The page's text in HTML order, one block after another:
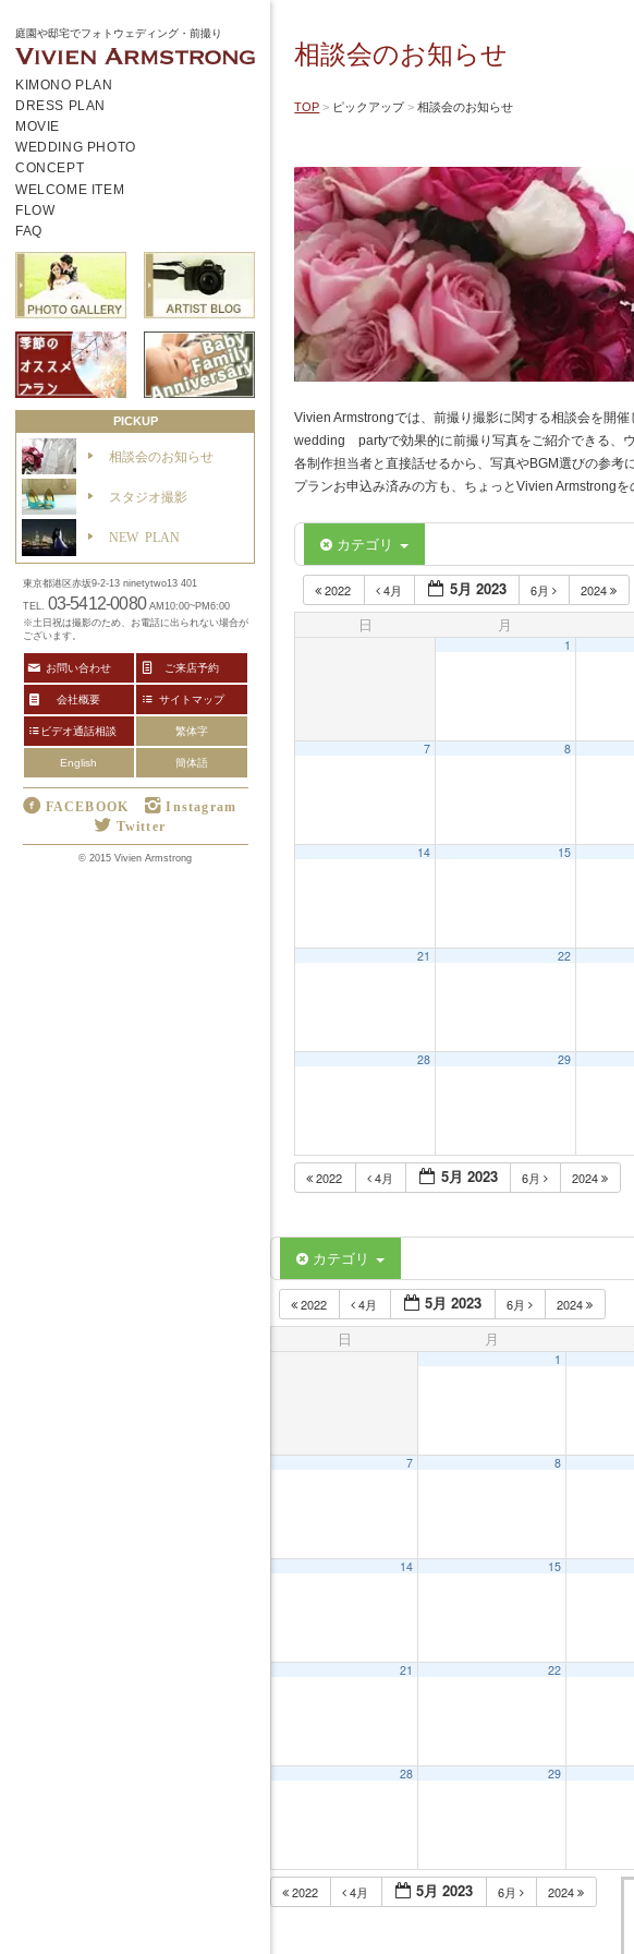
庭園や邸宅でフォトウェディング・前撮り
KIMONO PLAN
DRESS PLAN
MOVIE
WEDDING PHOTO
CONCEPT
WELCOME ITEM
FLOW
FAQ
PICKUP
相談会のお知らせ
スタジオ撮影
NEW PLAN
相談会のお知らせ
TOP ピックアップ 相談会のお知らせ
Vivien Armstrongでは、前撮り撮影に関する相談会を開
wedding partyで効果的に前撮り写真をご紹介できる、
各制作担当者と直接話せるから、写真やBGM選びの参考
プランお申込み済みの方も、ちょっとVivien Armstrong
カテゴリ
2022 4月 5月 2023 6月 2024
日 月
1
7 8
14 15
21 22
28 29
2022 4月 5月 2023 6月 2024
カテゴリ
2022 4月 5月 2023 6月 2024
日 月
1
7 8
14 15
21 22
28 29
2022 4月 5月 2023 6月 2024
東京都港区赤坂9-2-13 ninetytwo13 401
TEL. 03-5412-0080 AM10:00~PM6:00
※土日祝は撮影のため、お電話に出られない場合が
ございます。
お問い合わせ ご来店予約
会社概要 サイトマップ
ビデオ通話相談 繁体字
English 簡体語
FACEBOOK
Instagram
Twitter
© 2015 Vivien Armstrong